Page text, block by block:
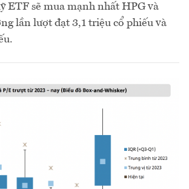
ETF sẽ mua mạnh nhất HPG và
lần lượt đạt 3,1 triệu cổ phiếu và